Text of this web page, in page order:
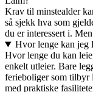
Krav til minstealder
så sjekk hva som
du er interessert i.
Hvor lenge kan jeg
Hvor lenge du kan
enkelt utleier. Bare
ferieboliger som tilbyr
med praktiske